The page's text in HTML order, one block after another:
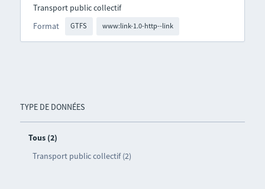
TYPE DE DONNÉES
Tous (2)
Transport public collectif (2)
Format GTFS www:link-1.0-http--link
Transport public collectif